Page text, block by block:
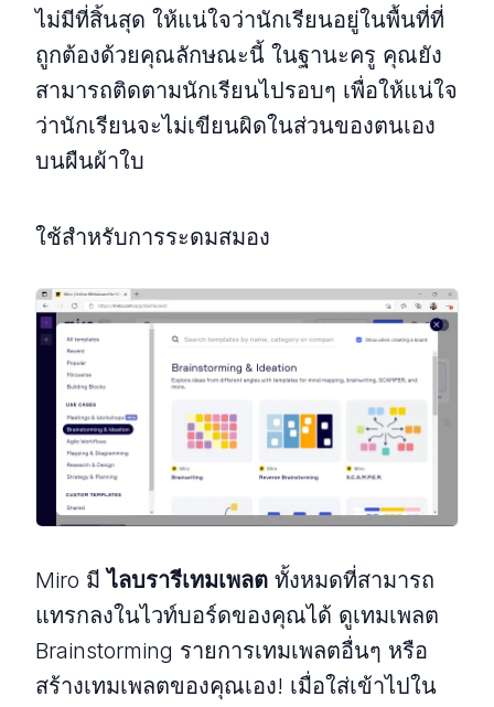
ไม่มีที่สิ้นสุด ให้แน่ใจว่านักเรียนอยู่ในพื้นที่ที่
ถูกต้องด้วยคุณลักษณะนี้ ในฐานะครู คุณยัง
สามารถติดตามนักเรียนไปรอบๆ เพื่อให้แน่ใจ
ว่านักเรียนจะไม่เขียนผิดในส่วนของตนเอง
บนผืนผ้าใบ
ใช้สำหรับการระดมสมอง
Miro มีไลบรารีเทมเพลต ทั้งหมดที่สามารถ
แทรกลงในไวท์บอร์ดของคุณได้ ดูเทมเพลต
Brainstorming รายการเทมเพลตอื่นๆ หรือ
สร้างเทมเพลตของคุณเอง! เมื่อใส่เข้าไปใน